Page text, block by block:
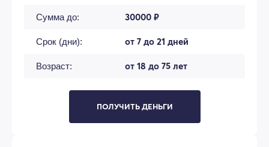
Сумма до: 30000 ₽
Срок (дни): от 7 до 21 дней
Возраст: от 18 до 75 лет
ПОЛУЧИТЬ ДЕНЬГИ